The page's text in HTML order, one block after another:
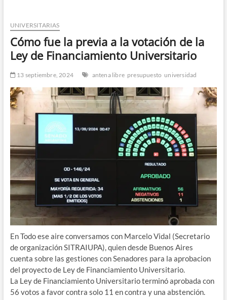
d
e
ú
UNIVERSITARIAS
Cómo fue la previa a la votación de la
Ley de Financiamiento Universitario
13 septiembre, 2024 antena libre presupuesto universidad
En Todo ese aire conversamos con Marcelo Vidal (Secretario
de organización SITRAIUPA), quien desde Buenos Aires
cuenta sobre las gestiones con Senadores para la aprobacion
del proyecto de Ley de Financiamiento Universitario.
La Ley de Financiamiento Universitario terminó aprobada con
56 votos a favor contra solo 11 en contra y una abstención.